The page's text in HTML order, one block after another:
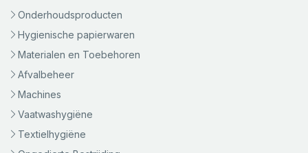
Onderhoudsproducten
Hygienische papierwaren
Materialen en Toebehoren
Afvalbeheer
Machines
Vaatwashygiëne
Textielhygiëne